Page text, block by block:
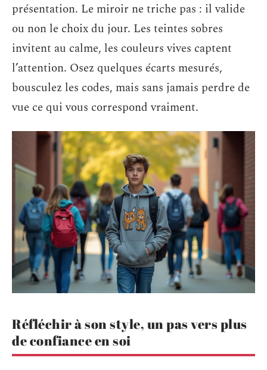
présentation. Le miroir ne triche pas : il valide
ou non le choix du jour. Les teintes sobres
invitent au calme, les couleurs vives captent
l’attention. Osez quelques écarts mesurés,
bousculez les codes, mais sans jamais perdre de
vue ce qui vous correspond vraiment.
Réfléchir à son style, un pas vers plus
de confiance en soi